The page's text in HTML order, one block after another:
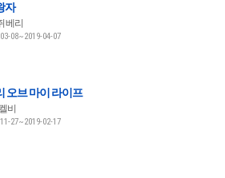
자
베리
08~2019-04-07
오브 마이 라이프
비
27~2019-02-17